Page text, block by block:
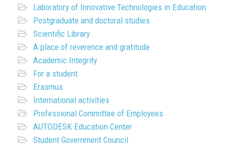
Laboratory of Innovative Technologies in Education
Postgraduate and doctoral studies
Scientific Library
A place of reverence and gratitude
Academic Integrity
For a student
Erasmus
International activities
Professional Committee of Employees
AUTODESK Education Center
Student Government Council